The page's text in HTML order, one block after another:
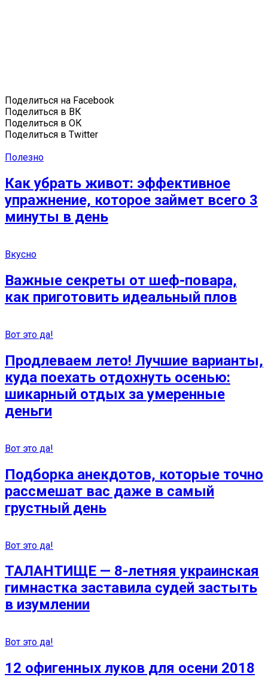
Поделиться на Facebook
Поделиться в ВК
Поделиться в ОК
Поделиться в Twitter
Полезно
Как убрать живот: эффективное
упражнение, которое займет всего 3
минуты в день
Вкусно
Важные секреты от шеф-повара,
как приготовить идеальный плов
Вот это да!
Продлеваем лето! Лучшие варианты,
куда поехать отдохнуть осенью:
шикарный отдых за умеренные
деньги
Вот это да!
Подборка анекдотов, которые точно
рассмешат вас даже в самый
грустный день
Вот это да!
ТАЛАНТИЩЕ — 8-летняя украинская
гимнастка заставила судей застыть
в изумлении
Вот это да!
12 офигенных луков для осени 2018